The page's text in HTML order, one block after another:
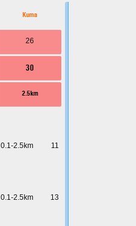
Kuma
26
30
2.5km
0.1-2.5km 11
0.1-2.5km 13